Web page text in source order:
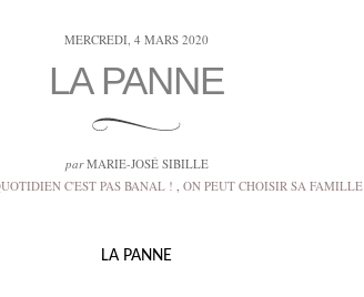
MERCREDI, 4 MARS 2020
LA PANNE
parMARIE-JOSÉ SIBILLE
C'EST PAS BANAL ! , ON PEUT CHOISIR SA FAMILLE
LA PANNE